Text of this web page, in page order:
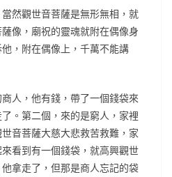
然觀世音菩薩是無形無相，就
像，廟祝的靈魂就附在偶像身
，附在偶像上，千萬不能講
人，他有錢，帶了一個錢袋來
。第二個，來的是窮人，家裡
音菩薩大慈大悲救苦救難，家
看到有一個錢袋，就高興觀世
拿走了，但那是商人忘記的袋